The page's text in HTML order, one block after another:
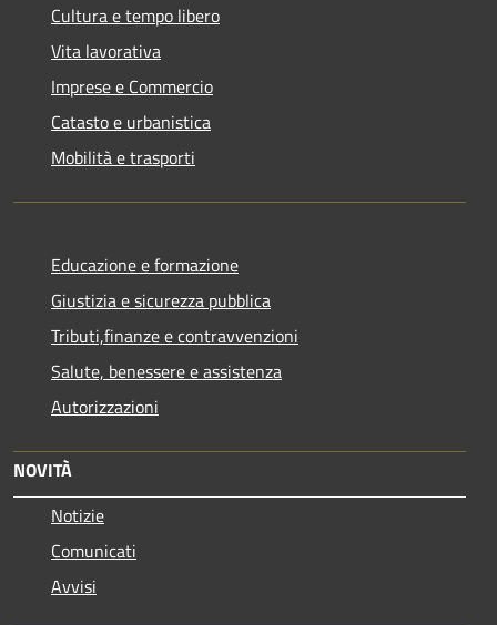
Cultura e tempo libero
Vita lavorativa
Imprese e Commercio
Catasto e urbanistica
Mobilità e trasporti
Educazione e formazione
Giustizia e sicurezza pubblica
Tributi,finanze e contravvenzioni
Salute, benessere e assistenza
Autorizzazioni
NOVITÀ
Notizie
Comunicati
Avvisi